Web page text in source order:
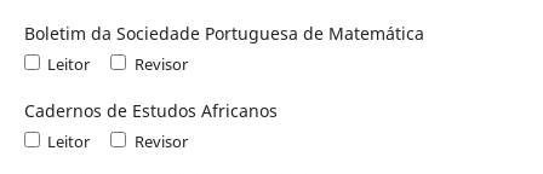
Boletim da Sociedade Portuguesa de Matemática
Leitor Revisor
Cadernos de Estudos Africanos
Leitor Revisor